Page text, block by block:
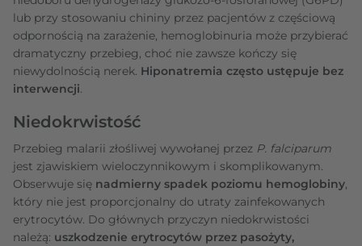
lub przy stosowaniu chininy przez pacjentów z częściową
odpornością na zarażenie, hemoglobinuria może przybierać
dramatyczny przebieg, choć nie zawsze kończy się
niewydolnością nerek. Hiponatremia często ustępuje bez
interwencji.
Niedokrwistość
Przebieg malarii złośliwej wywołanej przez P. falciparum
jest zjawiskiem wieloczynnikowym i skomplikowanym.
Obserwuje się nadmierny spadek poziomu hemoglobiny,
który nie jest proporcjonalny do utraty zainfekowanych
erytrocytów. Do głównych przyczyn niedokrwistości
należą: uszkodzenie erytrocytów przez pasożyty,